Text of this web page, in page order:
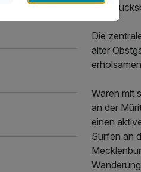
Die
alter
Waren mit
an der
einen
Surfen an